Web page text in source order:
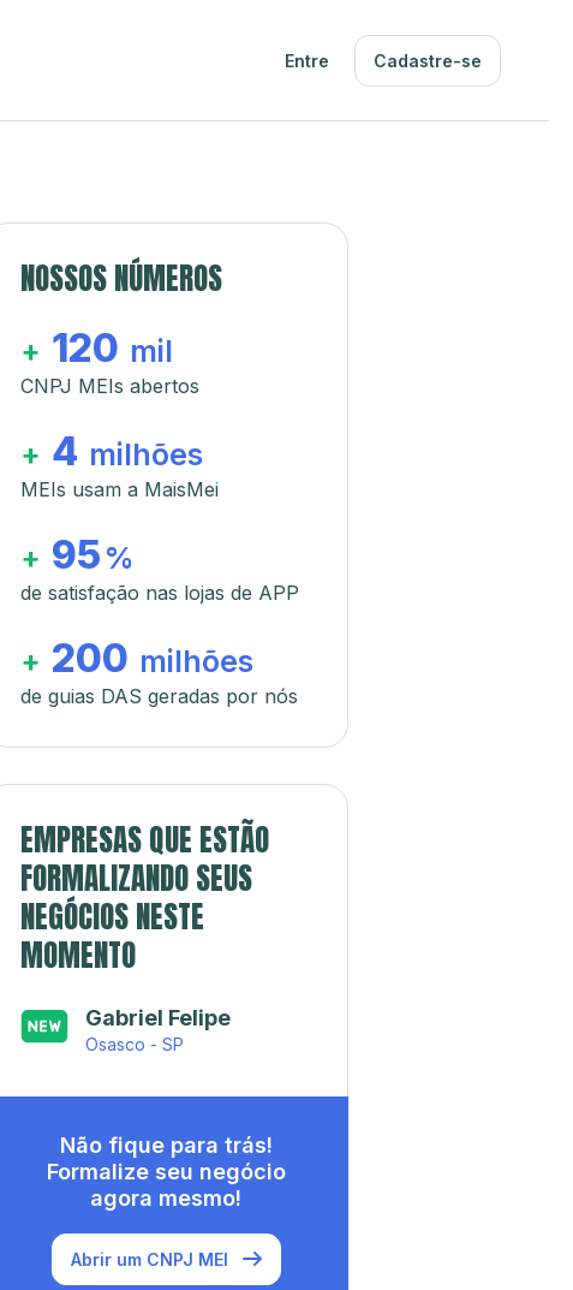
Entre Cadastre-se
NOSSOS NÚMEROS
+ 120 mil
CNPJ MEIs abertos
+ 4 milhões
MEIs usam a MaisMei
+ 95 %
de satisfação nas lojas de APP
+ 200 milhões
de guias DAS geradas por nós
EMPRESAS QUE ESTÃO
FORMALIZANDO SEUS
NEGÓCIOS NESTE
MOMENTO
Gabriel Felipe
Osasco - SP
Não fique para trás!
Formalize seu negócio
agora mesmo!
Abrir um CNPJ MEI